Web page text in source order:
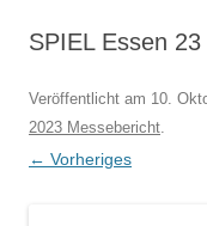
SPIEL Essen
Veröffentlicht am 10.
2023 Messebericht.
← Vorheriges